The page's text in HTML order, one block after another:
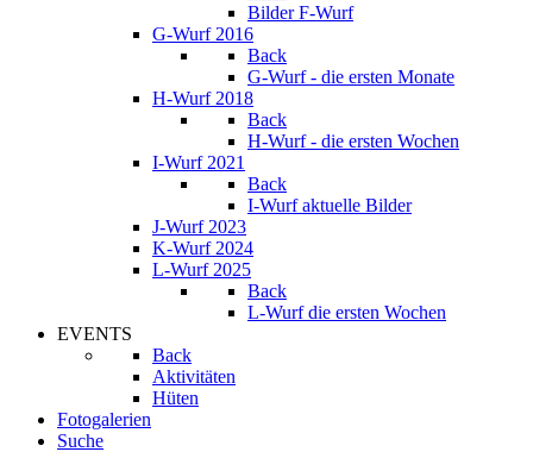
Bilder F-Wurf
G-Wurf 2016
Back
G-Wurf - die ersten Monate
H-Wurf 2018
Back
H-Wurf - die ersten Wochen
I-Wurf 2021
Back
I-Wurf aktuelle Bilder
J-Wurf 2023
K-Wurf 2024
L-Wurf 2025
Back
L-Wurf die ersten Wochen
EVENTS
Back
Aktivitäten
Hüten
Fotogalerien
Suche